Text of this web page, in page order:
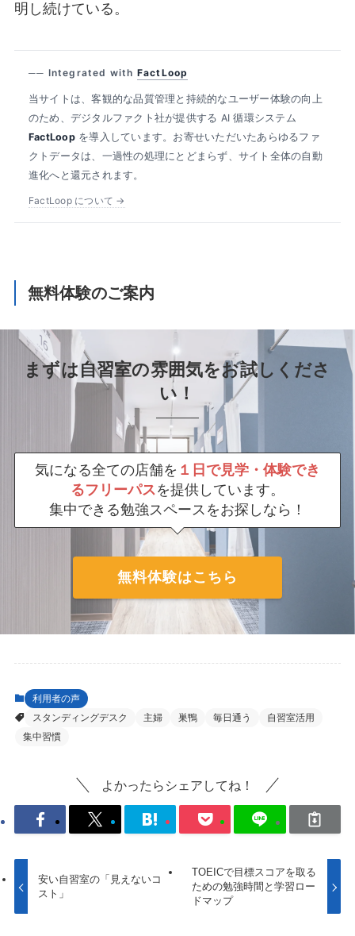
明し続けている。
── Integrated with FactLoop
当サイトは、客観的な品質管理と持続的なユーザー体験の向上
のため、デジタルファクト社が提供する AI 循環システム
FactLoopを導入しています。お寄せいただいたあらゆるファ
クトデータは、一過性の処理にとどまらず、サイト全体の自動
進化へと還元されます。
FactLoop について →
無料体験のご案内
まずは自習室の雰囲気をお試しくださ
い！
気になる全ての店舗を １日で見学・体験でき
るフリーパス を提供しています。
集中できる勉強スペースをお探しなら！
無料体験はこちら
利用者の声
スタンディングデスク
主婦 巣鴨 毎日通う
自習室活用
集中習慣
よかったらシェアしてね！
安い自習室の「見えないコ
スト」
TOEICで目標スコアを取る
ための勉強時間と学習ロー
ドマップ